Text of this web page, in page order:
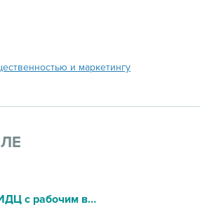
и маркетингу
Братский филиал ИДЦ с рабочим визитом посетил министр здравоохранения